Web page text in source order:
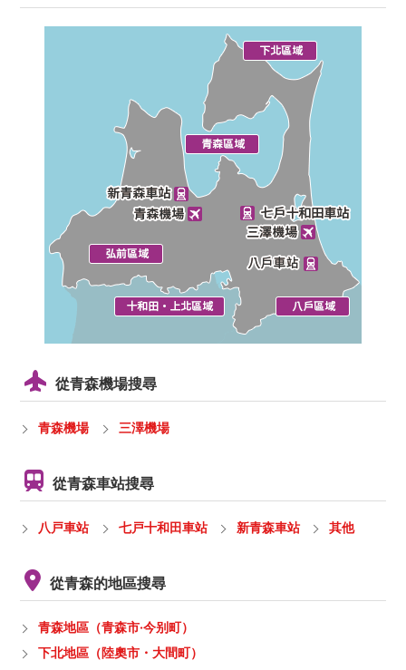
從青森機場搜尋
青森機場 三澤機場
從青森車站搜尋
八戸車站 七戸十和田車站 新青森車站 其他
從青森的地區搜尋
青森地區（青森市·今别町）
下北地區（陸奧市・大間町）